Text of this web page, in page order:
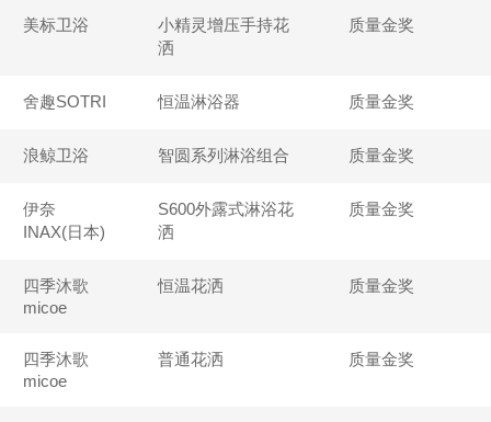
美标卫浴
小精灵增压手持花
洒
质量金奖
舍趣SOTRI 恒温淋浴器 质量金奖
浪鲸卫浴 智圆系列淋浴组合 质量金奖
伊奈
INAX(日本)
S600外露式淋浴花
洒
质量金奖
四季沐歌
micoe
恒温花洒 质量金奖
四季沐歌
micoe
普通花洒 质量金奖